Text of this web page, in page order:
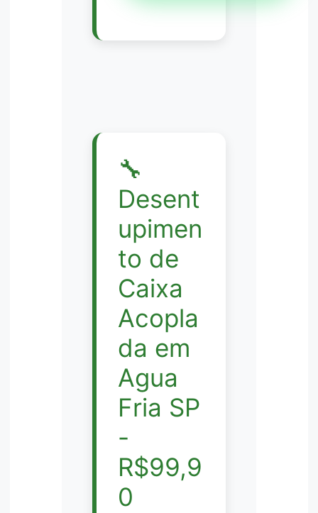
🔧
Desent
upimen
to de
Caixa
Acopla
da em
Agua
Fria SP
-
R$99,9
0